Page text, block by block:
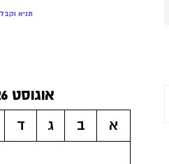
תניא
אוגוסט 2026
א
ב ג ד